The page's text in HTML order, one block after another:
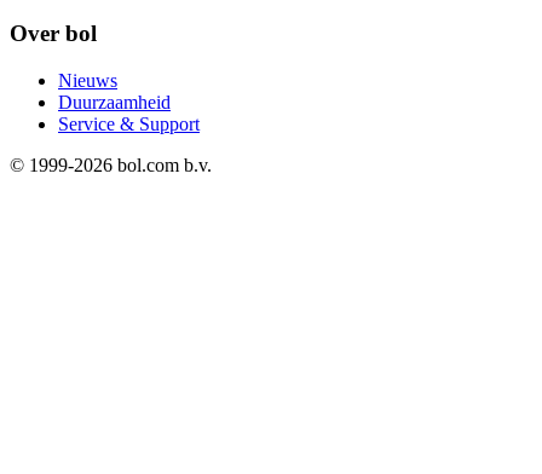
Over bol
Nieuws
Duurzaamheid
Service & Support
© 1999-2026 bol.com b.v.